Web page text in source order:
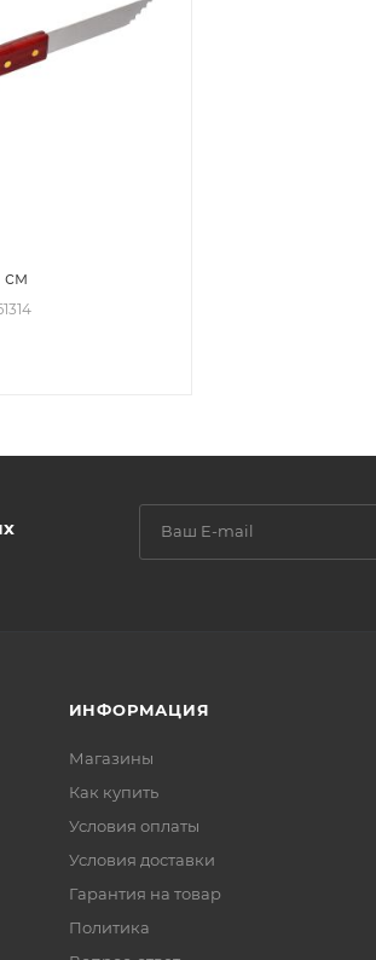
см
ИНФОРМАЦИЯ
Магазины
Как купить
Условия оплаты
Условия доставки
Гарантия на товар
Политика